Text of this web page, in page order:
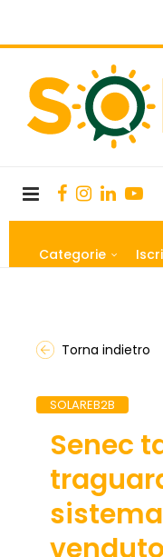
Categorie
Torna indietro
SOLAREB2B
Senec